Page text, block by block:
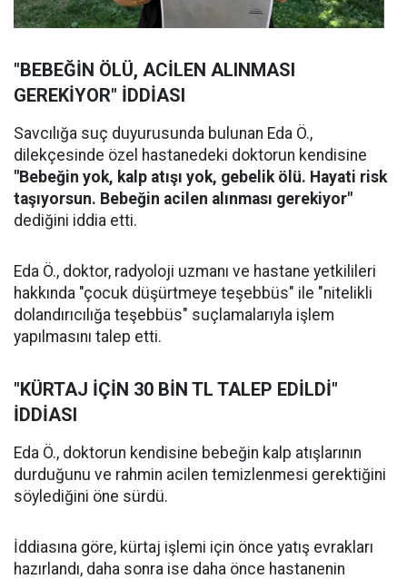
"BEBEĞİN ÖLÜ, ACİLEN ALINMASI
GEREKİYOR" İDDİASI
Savcılığa suç duyurusunda bulunan Eda Ö.,
dilekçesinde özel hastanedeki doktorun kendisine
"Bebeğin yok, kalp atışı yok, gebelik ölü. Hayati risk
taşıyorsun. Bebeğin acilen alınması gerekiyor"
dediğini iddia etti.
Eda Ö., doktor, radyoloji uzmanı ve hastane yetkilileri
hakkında "çocuk düşürtmeye teşebbüs" ile "nitelikli
dolandırıcılığa teşebbüs" suçlamalarıyla işlem
yapılmasını talep etti.
"KÜRTAJ İÇİN 30 BİN TL TALEP EDİLDİ"
İDDİASI
Eda Ö., doktorun kendisine bebeğin kalp atışlarının
durduğunu ve rahmin acilen temizlenmesi gerektiğini
söylediğini öne sürdü.
İddiasına göre, kürtaj işlemi için önce yatış evrakları
hazırlandı, daha sonra ise daha önce hastanenin